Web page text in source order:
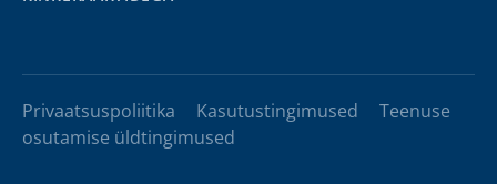
Privaatsuspoliitika Kasutustingimused
Teenuse
osutamise üldtingimused